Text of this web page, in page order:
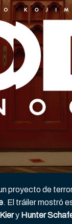
proyecto de
. El tráiler mostró
y Hunter